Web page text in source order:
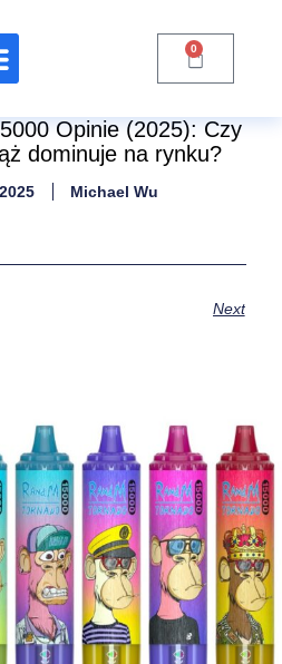
0
Opinie (2025): Czy
dominuje na rynku?
Michael Wu
Next